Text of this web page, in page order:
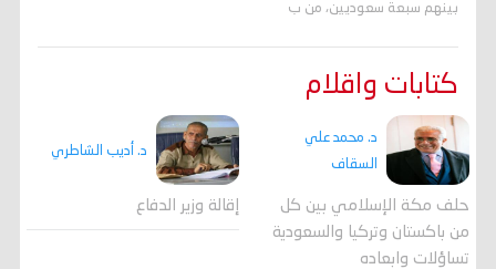
بينهم سبعة سعوديين، من ب
كتابات واقلام
د. محمد علي
السقاف
حلف مكة الإسلامي بين كل
من باكستان وتركيا والسعودية
تساؤلات وابعاده
د. أديب الشاطري
إقالة وزير الدفاع